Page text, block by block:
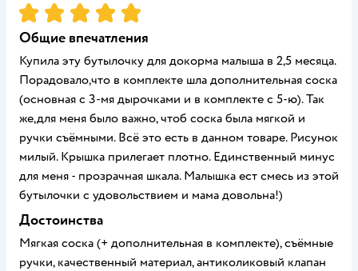
Рейтинг:5
Общие впечатления
Купила эту бутылочку для докорма малыша в 2,5 месяца.
Порадовало,что в комплекте шла дополнительная соска
(основная с 3-мя дырочками и в комплекте с 5-ю). Так
же,для меня было важно, чтоб соска была мягкой и
ручки съёмными. Всё это есть в данном товаре. Рисунок
милый. Крышка прилегает плотно. Единственный минус
для меня - прозрачная шкала. Малышка ест смесь из этой
бутылочки с удовольствием и мама довольна!)
Достоинства
Мягкая соска (+ дополнительная в комплекте), съёмные
ручки, качественный материал, антиколиковый клапан